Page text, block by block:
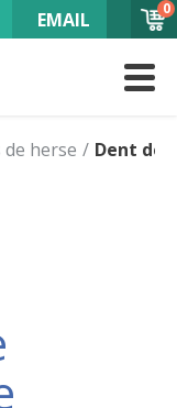
EMAIL 0
de herse Dent de